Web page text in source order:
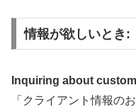
情報が欲しいとき:
Inquiring about
「クライアント情報のお